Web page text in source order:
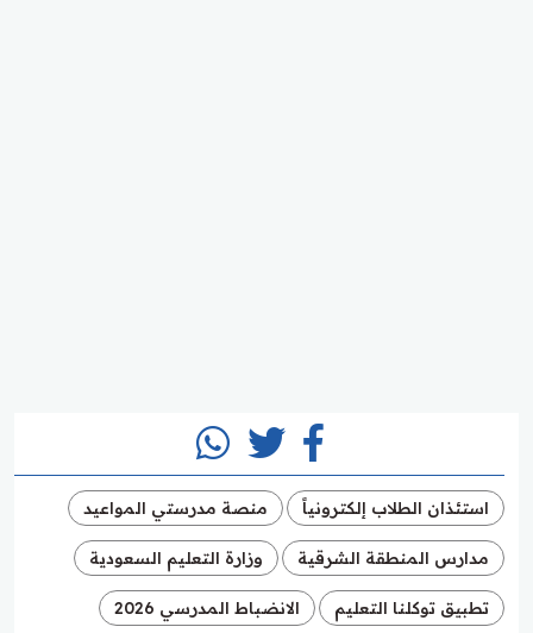
استئذان الطلاب إلكترونياً منصة مدرستي المواعيد
مدارس المنطقة الشرقية وزارة التعليم السعودية
تطبيق توكلنا التعليم الانضباط المدرسي 2026